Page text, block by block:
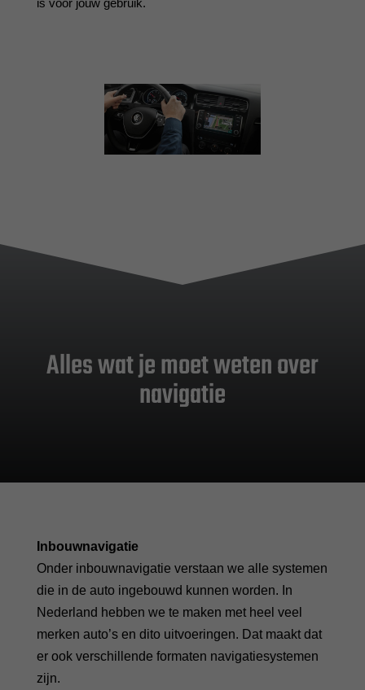
is voor jouw gebruik.
Alles wat je moet weten over
navigatie
Inbouwnavigatie
Onder inbouwnavigatie verstaan we alle systemen
die in de auto ingebouwd kunnen worden. In
Nederland hebben we te maken met heel veel
merken auto’s en dito uitvoeringen. Dat maakt dat
er ook verschillende formaten navigatiesystemen
zijn.